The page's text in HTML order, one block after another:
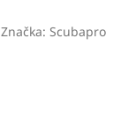
Značka: Scubapro